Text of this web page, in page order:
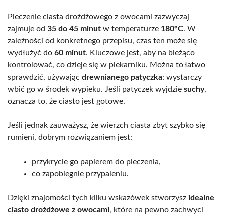
Pieczenie ciasta drożdżowego z owocami zazwyczaj
zajmuje od 35 do 45 minut w temperaturze 180°C. W
zależności od konkretnego przepisu, czas ten może się
wydłużyć do 60 minut. Kluczowe jest, aby na bieżąco
kontrolować, co dzieje się w piekarniku. Można to łatwo
sprawdzić, używając drewnianego patyczka: wystarczy
wbić go w środek wypieku. Jeśli patyczek wyjdzie suchy,
oznacza to, że ciasto jest gotowe.
Jeśli jednak zauważysz, że wierzch ciasta zbyt szybko się
rumieni, dobrym rozwiązaniem jest:
przykrycie go papierem do pieczenia,
co zapobiegnie przypaleniu.
Dzięki znajomości tych kilku wskazówek stworzysz idealne
ciasto drożdżowe z owocami, które na pewno zachwyci